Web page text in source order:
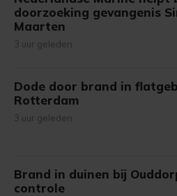
doorzoeking gevangenis
Maarten
3 uur geleden
Dode door brand in
Rotterdam
3 uur geleden
Brand in duinen bij
controle